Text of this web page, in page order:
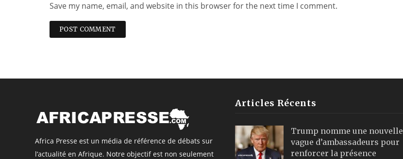
Save my name, email, and website in this browser for the next time I comment.
Africa Presse est un média de référence de débats sur
l’actualité en Afrique. Notre objectif est non seulement
Articles Récents
Trump nomme une nouvelle
vague d’ambassadeurs pour
renforcer la présence